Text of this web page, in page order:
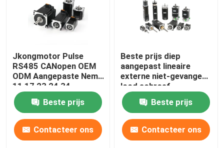
Asmotor
Jkongmotor Pulse
RS485 CANopen OEM
ODM Aangepaste Nema
11 17 23 24 34
Geïntegreerde
Gesloten Lus Stappen
Servo Motor met
Encoder Gebruikt voor
CNC Machine
Beste prijs
Contacteer ons
Beste prijs diep
aangepast lineaire
externe niet-gevangen
lood schroef
geïntegreerde stapper
servomotor met
bestuurder voor
medische
Beste prijs
Contacteer ons